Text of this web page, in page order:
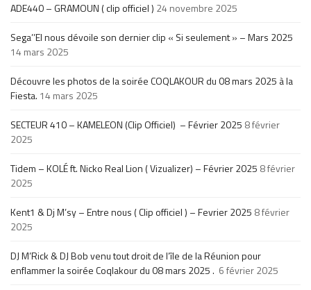
ADE440 – GRAMOUN ( clip officiel ) 24 novembre 2025
Sega’’El nous dévoile son dernier clip « Si seulement » – Mars 2025
14 mars 2025
Découvre les photos de la soirée COQLAKOUR du 08 mars 2025 à la
Fiesta. 14 mars 2025
SECTEUR 410 – KAMELEON (Clip Officiel) – Février 2025 8 février
2025
Tidem – KOLÉ ft. Nicko Real Lion ( Vizualizer) – Février 2025 8 février
2025
Kent1 & Dj M’sy – Entre nous ( Clip officiel ) – Fevrier 2025 8 février
2025
DJ M’Rick & DJ Bob venu tout droit de l’île de la Réunion pour
enflammer la soirée Coqlakour du 08 mars 2025 . 6 février 2025